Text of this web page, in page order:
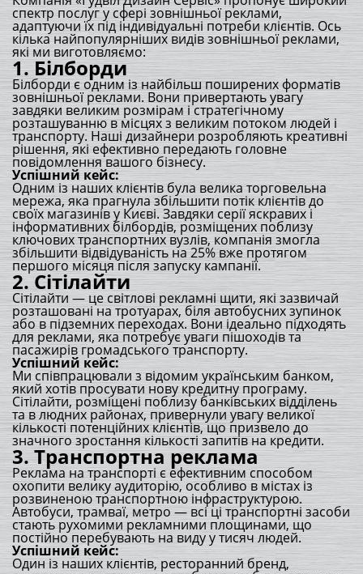
спектр послуг у сфері зовнішньої реклами,
адаптуючи їх під індивідуальні потреби клієнтів. Ось
кілька найпопулярніших видів зовнішньої реклами,
які ми виготовляємо:
1.Білборди
Білборди є одним із найбільш поширених форматів
зовнішньої реклами. Вони привертають увагу
завдяки великим розмірам і стратегічному
розташуванню в місцях з великим потоком людей і
транспорту. Наші дизайнери розробляють креативні
рішення, які ефективно передають головне
повідомлення вашого бізнесу.
Успішний кейс:
Одним із наших клієнтів була велика торговельна
мережа, яка прагнула збільшити потік клієнтів до
своїх магазинів у Києві. Завдяки серії яскравих і
інформативних білбордів, розміщених поблизу
ключових транспортних вузлів, компанія змогла
збільшити відвідуваність на 25% вже протягом
першого місяця після запуску кампанії.
2.Сітілайти
Сітілайти — це світлові рекламні щити, які зазвичай
розташовані на тротуарах, біля автобусних зупинок
або в підземних переходах. Вони ідеально підходять
для реклами, яка потребує уваги пішоходів та
пасажирів громадського транспорту.
Успішний кейс:
Ми співпрацювали з відомим українським банком,
який хотів просувати нову кредитну програму.
Сітілайти, розміщені поблизу банківських відділень
та в людних районах, привернули увагу великої
кількості потенційних клієнтів, що призвело до
значного зростання кількості запитів на кредити.
3.Транспортна реклама
Реклама на транспорті є ефективним способом
охопити велику аудиторію, особливо в містах із
розвиненою транспортною інфраструктурою.
Автобуси, трамваї, метро — всі ці транспортні засоби
стають рухомими рекламними площинами, що
постійно перебувають на виду у тисяч людей.
Успішний кейс:
Один із наших клієнтів, ресторанний бренд,